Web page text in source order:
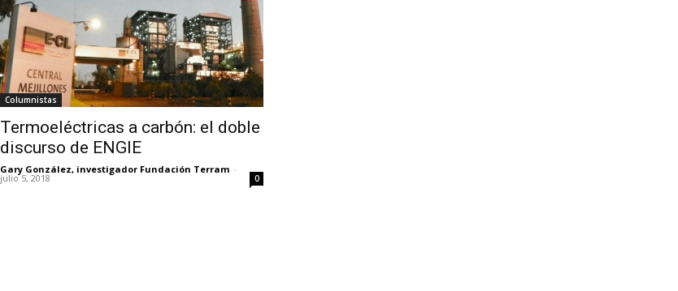
Columnistas
Termoeléctricas a carbón: el doble
discurso de ENGIE
Gary González, investigador Fundación Terram -
julio 5, 2018 0